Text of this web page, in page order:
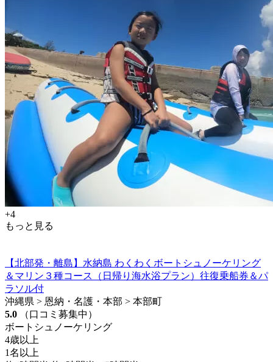
+4
もっと見る
【北部発・離島】水納島 わくわくボートシュノーケリング
＆マリン３種コース（日帰り海水浴プラン）往復乗船券＆パ
ラソル付
沖縄県 > 恩納・名護・本部 > 本部町
5.0
（口コミ募集中）
ボートシュノーケリング
4歳以上
1名以上